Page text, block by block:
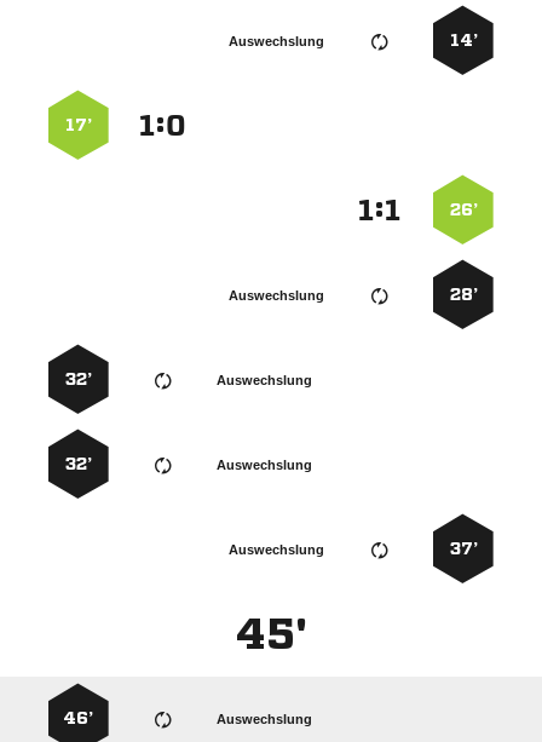
14’
Auswechslung
:
17’
26’
:
28’
Auswechslung
Auswechslung
32’
Auswechslung
32’
37’
Auswechslung
45'
Auswechslung
46’